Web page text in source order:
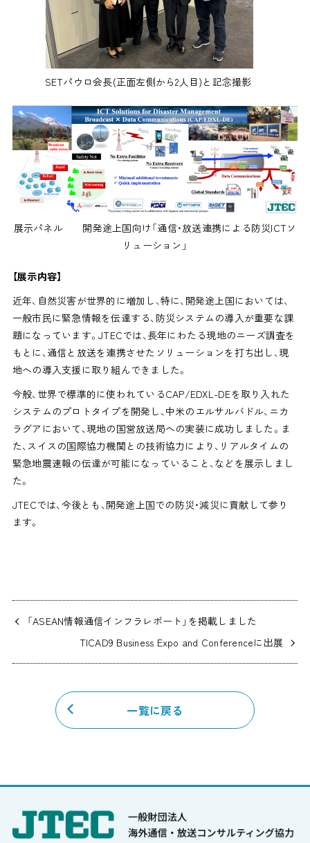
SETパウロ会長(正面左側から2人目)と記念撮影
展示パネル 開発途上国向け「通信・放送連携による防災ICTソ
リューション」
【展示内容】
近年、自然災害が世界的に増加し、特に、開発途上国においては、
一般市民に緊急情報を伝達する、防災システムの導入が重要な課
題になっています。JTECでは、長年にわたる現地のニーズ調査を
もとに、通信と放送を連携させたソリューションを打ち出し、現
地への導入支援に取り組んできました。
今般、世界で標準的に使われているCAP/EDXL-DEを取り入れた
システムのプロトタイプを開発し、中米のエルサルバドル、ニカ
ラグアにおいて、現地の国営放送局への実装に成功しました。ま
た、スイスの国際協力機関との技術協力により、リアルタイムの
緊急地震速報の伝達が可能になっていること、などを展示しまし
た。
JTECでは、今後とも、開発途上国での防災・減災に貢献して参り
ます。
「ASEAN情報通信インフラレポート」を掲載しました
TICAD9 Business Expo and Conferenceに出展
一覧に戻る